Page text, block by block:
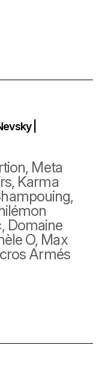
|
Meta
Karma
Domaine
O, Max
Armés